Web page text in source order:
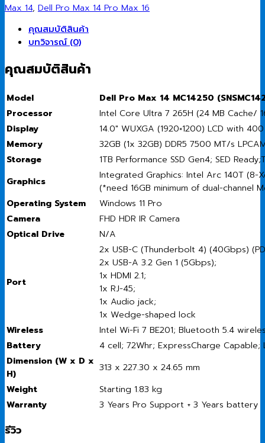
Max 14, Dell Pro Max 14 Pro Max 16
คุณสมบัติสินค้า
บทวิจารณ์ (0)
คุณสมบัติสินค้า
Model
Dell Pro Max 14 MC14250
Processor
Intel Core Ultra 7 265H (24 MB Cache/
Display
14.0″ WUXGA (1920×1200) LCD with
Memory
32GB (1x 32GB) DDR5 7500 MT/s
Storage
1TB Performance SSD Gen4; SED
Graphics
Integrated Graphics: Intel Arc 140T (8-
(*need 16GB minimum of dual-channel
Operating System
Windows 11 Pro
Camera
FHD HDR IR Camera
Optical Drive
N/A
Port
2x USB-C (Thunderbolt 4) (40Gbps)
2x USB-A 3.2 Gen 1 (5Gbps);
1x HDMI 2.1;
1x RJ-45;
1x Audio jack;
1x Wedge-shaped lock
Wireless
Intel Wi-Fi 7 BE201; Bluetooth 5.4
Battery
4 cell; 72Whr; ExpressCharge
Dimension (W x D x
H)
313 x 227.30 x 24.65 mm
Weight
Starting 1.83 kg
Warranty
3 Years Pro Support + 3 Years battery
รีวิว